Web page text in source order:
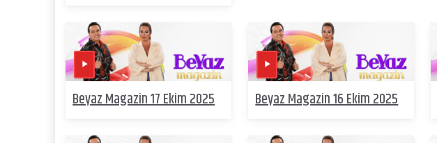
Beyaz Magazin 17 Ekim 2025 Beyaz Magazin 16 Ekim 2025